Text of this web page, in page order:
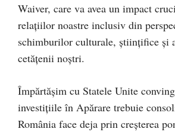
Waiver, care va avea un impact
relațiilor noastre inclusiv din
schimburilor culturale, științifice și
cetățenii noștri.
Împărtășim cu Statele Unite
investițiile în Apărare trebuie
România face deja prin creșterea